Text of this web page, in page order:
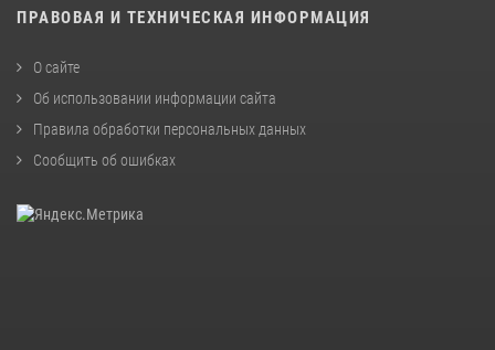
ПРАВОВАЯ И ТЕХНИЧЕСКАЯ ИНФОРМАЦИЯ
О сайте
Об использовании информации сайта
Правила обработки персональных данных
Сообщить об ошибках